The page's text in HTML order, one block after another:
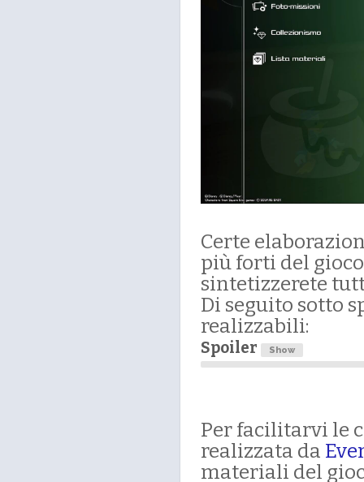
Certe
più forti del
sintetizzerete
Di seguito sotto
realizzabili:
Spoiler
Per facilitarvi le
realizzata da
materiali del